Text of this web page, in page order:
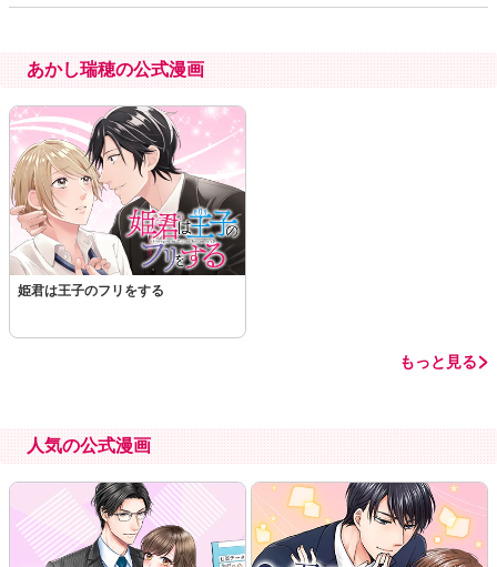
この話を読む
あかし瑞穂の公式漫画
姫君は王子のフリをする
もっと見る
人気の公式漫画